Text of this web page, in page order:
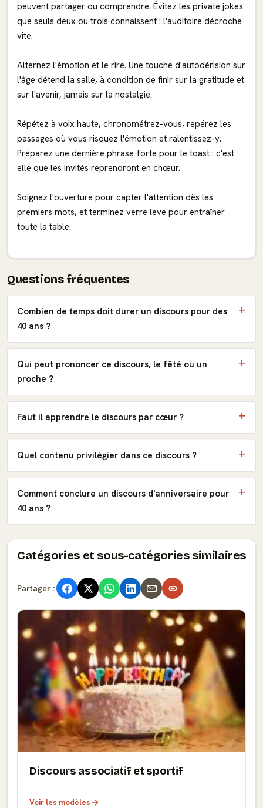
peuvent partager ou comprendre. Évitez les private jokes
que seuls deux ou trois connaissent : l'auditoire décroche
vite.
Alternez l'émotion et le rire. Une touche d'autodérision sur
l'âge détend la salle, à condition de finir sur la gratitude et
sur l'avenir, jamais sur la nostalgie.
Répétez à voix haute, chronométrez-vous, repérez les
passages où vous risquez l'émotion et ralentissez-y.
Préparez une dernière phrase forte pour le toast : c'est
elle que les invités reprendront en chœur.
Soignez l'ouverture pour capter l'attention dès les
premiers mots, et terminez verre levé pour entraîner
toute la table.
Questions fréquentes
Combien de temps doit durer un discours pour des
40 ans ?
Qui peut prononcer ce discours, le fêté ou un
proche ?
Faut il apprendre le discours par cœur ?
Quel contenu privilégier dans ce discours ?
Comment conclure un discours d'anniversaire pour
40 ans ?
Catégories et sous-catégories similaires
Partager :
Discours associatif et sportif
Voir les modèles